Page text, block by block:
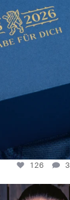
126 3
NIE USENAND GAH